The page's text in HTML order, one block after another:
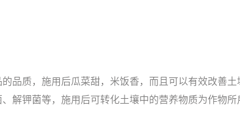
品质，施用后瓜菜甜，米饭香，而且可以有效改善
解钾菌等，施用后可转化土壤中的营养物质为作物所